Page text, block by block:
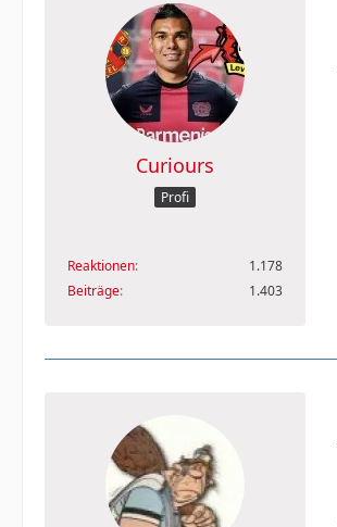
Curiours
Profi
Reaktionen
1.178
Beiträge
1.403